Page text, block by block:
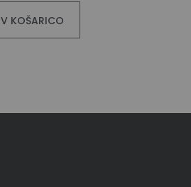
V KOŠARICO